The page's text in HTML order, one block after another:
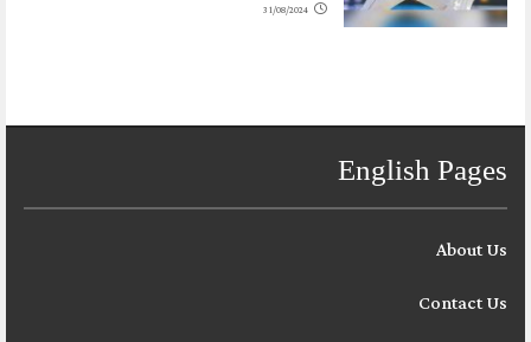
31/08/2024
English Pages
About Us
Contact Us